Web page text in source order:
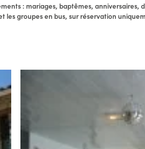
: mariages, baptêmes, anniversaires,
groupes en bus, sur réservation